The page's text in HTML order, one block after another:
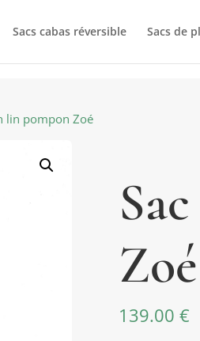
Sacs cabas réversible Sacs de
lin pompon Zoé
Zoé
139.00€